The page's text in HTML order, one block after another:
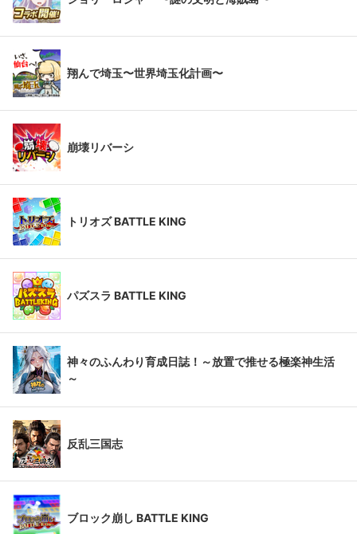
翔んで埼玉〜世界埼玉化計画〜
崩壊リバーシ
トリオズ BATTLE KING
パズスラ BATTLE KING
神々のふんわり育成日誌！～放置で推せる極楽神生活
～
反乱三国志
ブロック崩し BATTLE KING